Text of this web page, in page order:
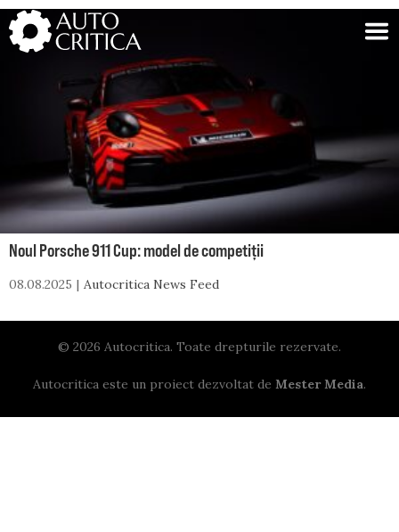
Skip
to
content
Noul Porsche 911 Cup: model de competiții
08.08.2025 Autocritica News Feed
© 2026 Autocritica. Toate drepturile rezervate.
Autocritica este un proiect dezvoltat de Mester Media.